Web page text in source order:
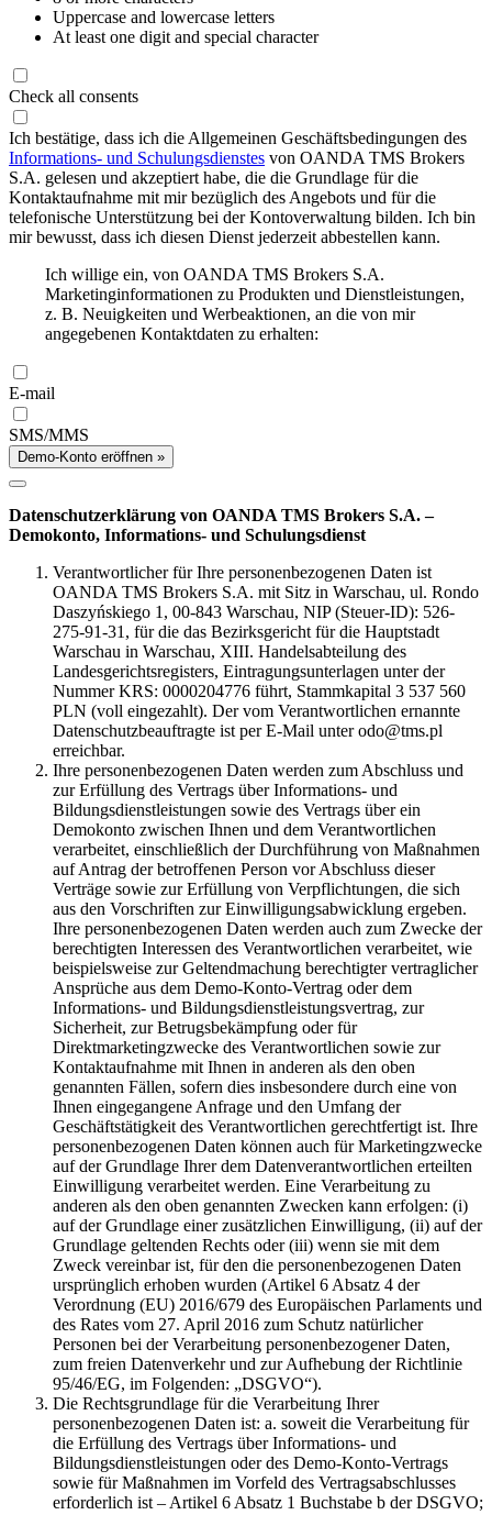
Uppercase and lowercase letters
At least one digit and special character
Check all consents
Ich bestätige, dass ich die Allgemeinen Geschäftsbedingungen des
Informations- und Schulungsdienstes von OANDA TMS Brokers
S.A. gelesen und akzeptiert habe, die die Grundlage für die
Kontaktaufnahme mit mir bezüglich des Angebots und für die
telefonische Unterstützung bei der Kontoverwaltung bilden. Ich bin
mir bewusst, dass ich diesen Dienst jederzeit abbestellen kann.
Ich willige ein, von OANDA TMS Brokers S.A.
Marketinginformationen zu Produkten und Dienstleistungen,
z. B. Neuigkeiten und Werbeaktionen, an die von mir
angegebenen Kontaktdaten zu erhalten:
E-mail
SMS/MMS
Demo-Konto eröffnen »
Datenschutzerklärung von OANDA TMS Brokers S.A. –
Demokonto, Informations- und Schulungsdienst
Verantwortlicher für Ihre personenbezogenen Daten ist
OANDA TMS Brokers S.A. mit Sitz in Warschau, ul. Rondo
Daszyńskiego 1, 00-843 Warschau, NIP (Steuer-ID): 526-
275-91-31, für die das Bezirksgericht für die Hauptstadt
Warschau in Warschau, XIII. Handelsabteilung des
Landesgerichtsregisters, Eintragungsunterlagen unter der
Nummer KRS: 0000204776 führt, Stammkapital 3 537 560
PLN (voll eingezahlt). Der vom Verantwortlichen ernannte
Datenschutzbeauftragte ist per E-Mail unter odo@tms.pl
erreichbar.
Ihre personenbezogenen Daten werden zum Abschluss und
zur Erfüllung des Vertrags über Informations- und
Bildungsdienstleistungen sowie des Vertrags über ein
Demokonto zwischen Ihnen und dem Verantwortlichen
verarbeitet, einschließlich der Durchführung von Maßnahmen
auf Antrag der betroffenen Person vor Abschluss dieser
Verträge sowie zur Erfüllung von Verpflichtungen, die sich
aus den Vorschriften zur Einwilligungsabwicklung ergeben.
Ihre personenbezogenen Daten werden auch zum Zwecke der
berechtigten Interessen des Verantwortlichen verarbeitet, wie
beispielsweise zur Geltendmachung berechtigter vertraglicher
Ansprüche aus dem Demo-Konto-Vertrag oder dem
Informations- und Bildungsdienstleistungsvertrag, zur
Sicherheit, zur Betrugsbekämpfung oder für
Direktmarketingzwecke des Verantwortlichen sowie zur
Kontaktaufnahme mit Ihnen in anderen als den oben
genannten Fällen, sofern dies insbesondere durch eine von
Ihnen eingegangene Anfrage und den Umfang der
Geschäftstätigkeit des Verantwortlichen gerechtfertigt ist. Ihre
personenbezogenen Daten können auch für Marketingzwecke
auf der Grundlage Ihrer dem Datenverantwortlichen erteilten
Einwilligung verarbeitet werden. Eine Verarbeitung zu
anderen als den oben genannten Zwecken kann erfolgen: (i)
auf der Grundlage einer zusätzlichen Einwilligung, (ii) auf der
Grundlage geltenden Rechts oder (iii) wenn sie mit dem
Zweck vereinbar ist, für den die personenbezogenen Daten
ursprünglich erhoben wurden (Artikel 6 Absatz 4 der
Verordnung (EU) 2016/679 des Europäischen Parlaments und
des Rates vom 27. April 2016 zum Schutz natürlicher
Personen bei der Verarbeitung personenbezogener Daten,
zum freien Datenverkehr und zur Aufhebung der Richtlinie
95/46/EG, im Folgenden: „DSGVO“).
Die Rechtsgrundlage für die Verarbeitung Ihrer
personenbezogenen Daten ist: a. soweit die Verarbeitung für
die Erfüllung des Vertrags über Informations- und
Bildungsdienstleistungen oder des Demo-Konto-Vertrags
sowie für Maßnahmen im Vorfeld des Vertragsabschlusses
erforderlich ist – Artikel 6 Absatz 1 Buchstabe b der DSGVO;